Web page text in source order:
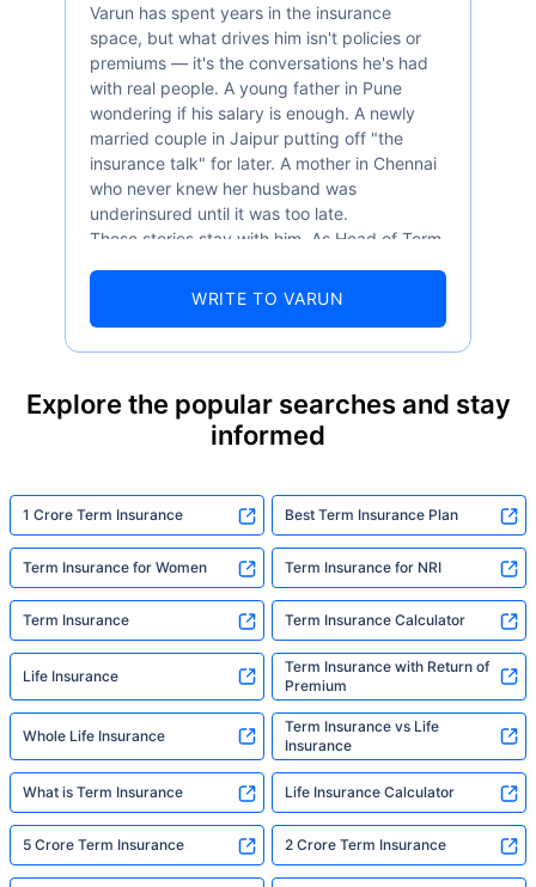
Varun has spent years in the insurance
space, but what drives him isn't policies or
premiums — it's the conversations he's had
with real people. A young father in Pune
wondering if his salary is enough. A newly
married couple in Jaipur putting off "the
insurance talk" for later. A mother in Chennai
who never knew her husband was
underinsured until it was too late.
These stories stay with him. As Head of Term
numbers well — 52.4% of Indians are aware
statistic, he sees a family that just needed
someone to sit with them, explain it simply,
built to do. In his words, "Most people aren't
avoiding protection — they're just waiting for
someone to make it easy. That's what we're
here for."
WRITE TO VARUN
Explore the popular searches and stay
informed
1 Crore Term Insurance Best Term Insurance Plan
Term Insurance for Women Term Insurance for NRI
Term Insurance Term Insurance Calculator
Life Insurance
Term Insurance with Return of
Premium
Whole Life Insurance
Term Insurance vs Life
Insurance
What is Term Insurance Life Insurance Calculator
5 Crore Term Insurance 2 Crore Term Insurance